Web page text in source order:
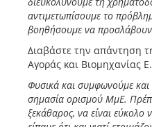
αντιμετωπίσουμε το
βοηθήσουμε να
Διαβάστε την απάντηση
Αγοράς και Βιομηχανίας
Φυσικά και συμφωνούμε
σημασία ορισμού ΜμΕ.
ξεκάθαρος, να είναι εύκολο